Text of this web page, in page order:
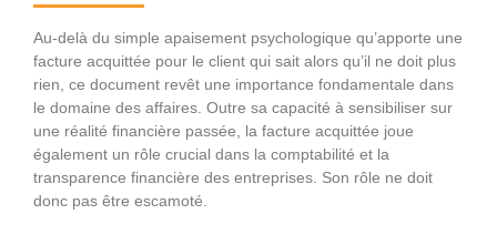
Au-delà du simple apaisement psychologique qu’apporte une
facture acquittée pour le client qui sait alors qu’il ne doit plus
rien, ce document revêt une importance fondamentale dans
le domaine des affaires. Outre sa capacité à sensibiliser sur
une réalité financière passée, la facture acquittée joue
également un rôle crucial dans la comptabilité et la
transparence financière des entreprises. Son rôle ne doit
donc pas être escamoté.